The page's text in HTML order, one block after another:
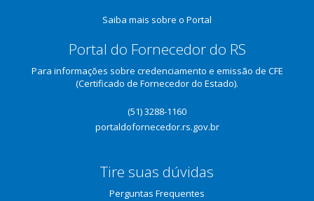
Saiba mais sobre o Portal
Portal do Fornecedor do RS
Para informações sobre credenciamento e emissão de CFE
(Certificado de Fornecedor do Estado).
(51) 3288-1160
portaldofornecedor.rs.gov.br
Tire suas dúvidas
Perguntas Frequentes